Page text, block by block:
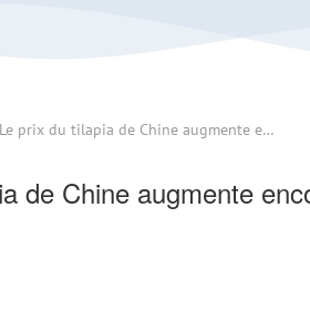
Le prix du tilapia de Chine augmente encore beaucoup à partir d'octobre
de Chine augmente